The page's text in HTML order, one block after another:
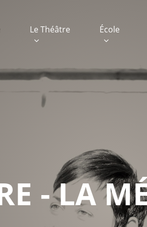
Le Théâtre École
- LA